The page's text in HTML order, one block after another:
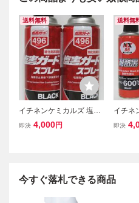
送料無料
イチネンケミカルズ 塩害
ガード スプレー ブラック
即決 4,000円
送料無
イチネ
6 耐熱
即決
今すぐ落札できる商品